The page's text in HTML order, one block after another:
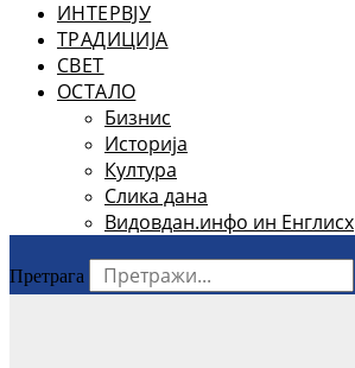
ИНТЕРВЈУ
ТРАДИЦИЈА
СВЕТ
ОСТАЛО
Бизнис
Историја
Култура
Слика дана
Видовдан.инфо ин Енглисх
Претрага